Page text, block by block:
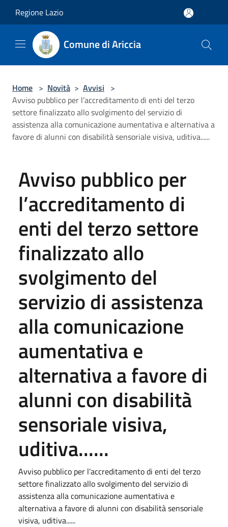
Regione Lazio
Comune di Ariccia
Home > Novità > Avvisi >
Avviso pubblico per l’accreditamento di enti del terzo
settore finalizzato allo svolgimento del servizio di
assistenza alla comunicazione aumentativa e alternativa a
favore di alunni con disabilità sensoriale visiva, uditiva......
Avviso pubblico per
l’accreditamento di
enti del terzo settore
finalizzato allo
svolgimento del
servizio di assistenza
alla comunicazione
aumentativa e
alternativa a favore di
alunni con disabilità
sensoriale visiva,
uditiva......
Avviso pubblico per l’accreditamento di enti del terzo
settore finalizzato allo svolgimento del servizio di
assistenza alla comunicazione aumentativa e
alternativa a favore di alunni con disabilità sensoriale
visiva, uditiva......